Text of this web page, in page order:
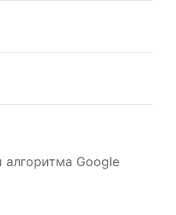
Google